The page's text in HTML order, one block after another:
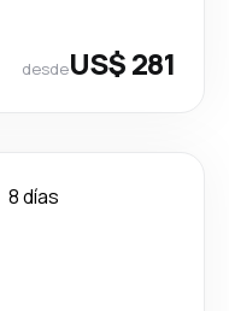
desdeUS$ 281
8 días